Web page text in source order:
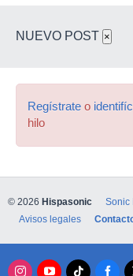
NUEVO POST ×
Regístrate o
hilo
© 2026 Hispasonic Sonic
Avisos legales